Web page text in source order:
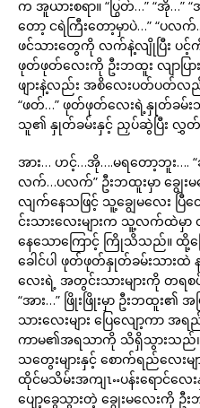
က အူယားစရာ။ “ပြွတ်…” “အို…”
တော့ ငရဲကြီးတော့မှာပဲ…” “ပလက်
ဖင်သားတွေကို လက်နဲ့လျိုပြီး
ဖုတ်ဖုတ်လေးကို ဦးဘထူး လျာပြ
ဖျားနဲ့လည်း အစိလေးပတ်ပတ်လ
“ဖတ်…” ဖုတ်ဖုတ်လေးရဲ့နှုတ်ခမ်း
သူ၏ နှုတ်ခမ်းနှင့် ညှပ်ဆွဲပြီး
အား… ဟင့်…အို….မရတော့ဘူး….
လက်…ပလက်” ဦးဘထူးမှာ ချွေးမ
လျက်နေသဖြင့် သူ့ချွေမလေး
င်းသားလေးများက သူ့လက်ထဲမှ
နေသောကြောင့် ကြိုသိသည်။ ထို့
ခေါင်ပါ ဖုတ်ဖုတ်နှုတ်ခမ်းသားထဲ
လေးရဲ့ အတွင်းသားများကို တ
“အား…” ဖြိုးဖြိုးမှာ ဦးဘထူး
သားလေးများ ပြေလျော့ကာ
ကာမ၏အရသာကို သိရှိသွားသည်
သတွေးများနှင့် စောက်ရည်လေး
ထိုင်မသိမ်းအကျၤႌပန်းရောင်လေး
ပျော့ခွေသွားတဲ့ ချွေးမလေး